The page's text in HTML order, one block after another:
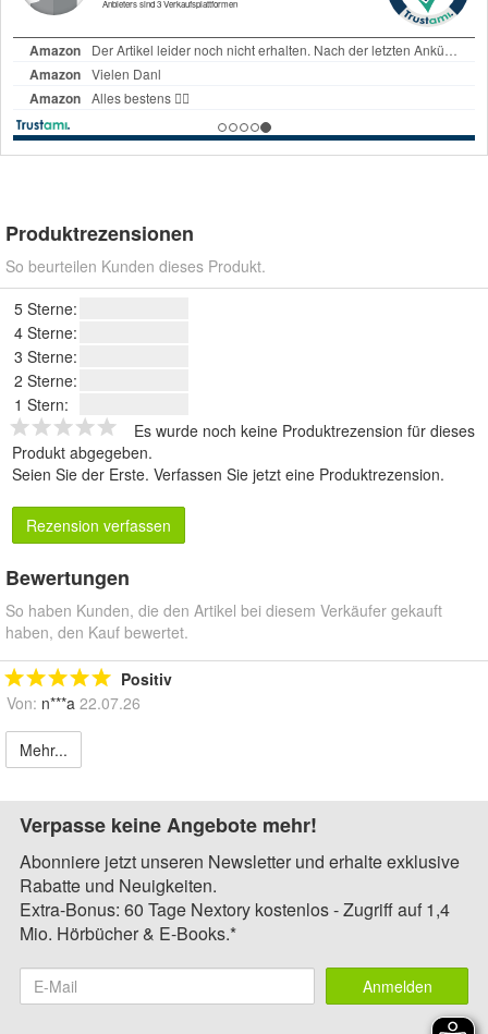
Produktrezensionen
So beurteilen Kunden dieses Produkt.
5 Sterne:
4 Sterne:
3 Sterne:
2 Sterne:
1 Stern:
Es wurde noch keine Produktrezension für dieses
Produkt abgegeben.
Seien Sie der Erste. Verfassen Sie jetzt eine Produktrezension.
Rezension verfassen
Bewertungen
So haben Kunden, die den Artikel bei diesem Verkäufer gekauft
haben, den Kauf bewertet.
Positiv
Von: n***a 22.07.26
Mehr...
Verpasse keine Angebote mehr!
Abonniere jetzt unseren Newsletter und erhalte exklusive
Rabatte und Neuigkeiten.
Extra-Bonus: 60 Tage Nextory kostenlos - Zugriff auf 1,4
Mio. Hörbücher & E-Books.*
Anmelden